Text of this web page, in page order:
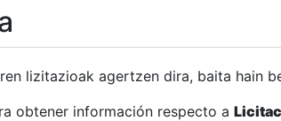
lizitazioak agertzen dira, baita hain
obtener información respecto a